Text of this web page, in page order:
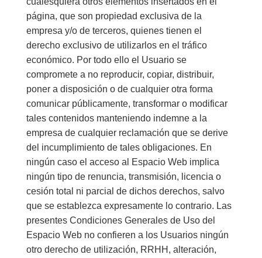
página, que son propiedad exclusiva de la
empresa y/o de terceros, quienes tienen el
derecho exclusivo de utilizarlos en el tráfico
económico. Por todo ello el Usuario se
compromete a no reproducir, copiar, distribuir,
poner a disposición o de cualquier otra forma
comunicar públicamente, transformar o modificar
tales contenidos manteniendo indemne a la
empresa de cualquier reclamación que se derive
del incumplimiento de tales obligaciones. En
ningún caso el acceso al Espacio Web implica
ningún tipo de renuncia, transmisión, licencia o
cesión total ni parcial de dichos derechos, salvo
que se establezca expresamente lo contrario. Las
presentes Condiciones Generales de Uso del
Espacio Web no confieren a los Usuarios ningún
otro derecho de utilización, RRHH, alteración,